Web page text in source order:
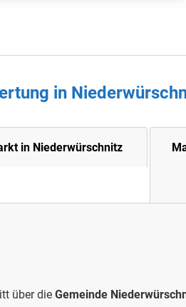
in
in Niederwürschnitz
über dieGemeinde